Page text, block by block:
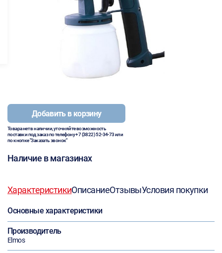
Добавить в корзину
Товара нет в наличии, уточняйте возможность
поставки под заказ по телефону+7 (3822) 52-34-73или
по кнопке "Заказать звонок"
Наличие в магазинах
ХарактеристикиОписаниеОтзывыУсловия покупки
Основные характеристики
Производитель
Elmos